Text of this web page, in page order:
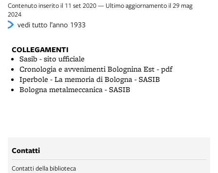
Contenuto inserito il 11 set 2020 — Ultimo aggiornamento il 29 mag
2024
vedi tutto l’anno 1933
COLLEGAMENTI
Sasib - sito ufficiale
Cronologia e avvenimenti Bolognina Est - pdf
Iperbole - La memoria di Bologna - SASIB
Bologna metalmeccanica - SASIB
Contatti
Contatti della biblioteca